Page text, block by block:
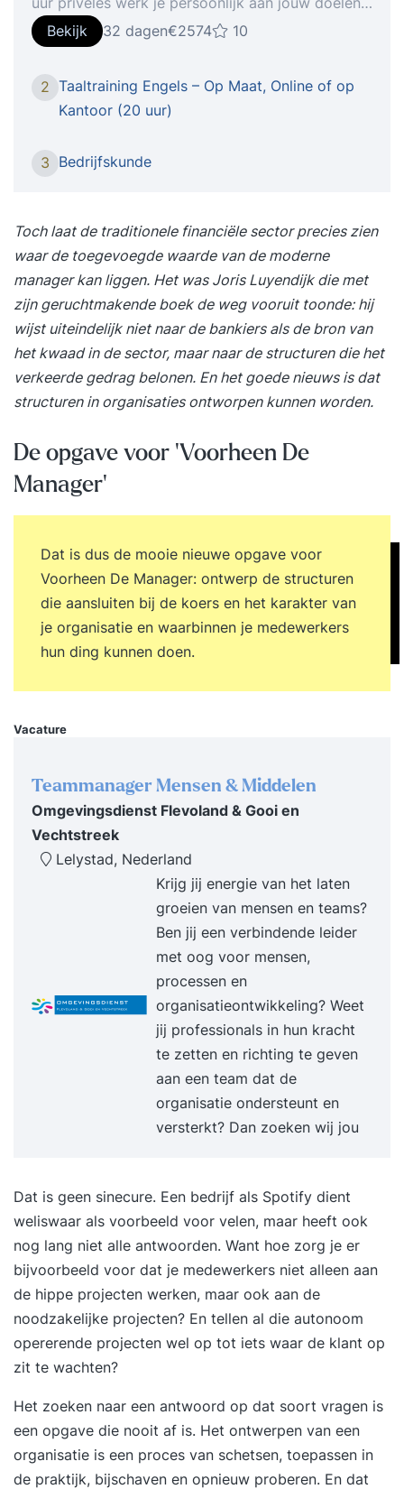
Je oefent veel en krijgt directe feedback. Zo
merk je snel vooruitgang. Maak een duidelijke
grammatica, woordenschat en spreekvaardigheid
en groeit naar meer zelfstandigheid.Met deze
gesprekken; gebruik je grammatica correcter en
navertellen; ontwikkel je een bredere en actievere
woordenschat.
Bekijk 32 dagen€2574 10
2 Taaltraining Engels – Op Maat, Online of op
Kantoor (20 uur)
3 Bedrijfskunde
Toch laat de traditionele financiële sector precies zien
waar de toegevoegde waarde van de moderne
manager kan liggen. Het was Joris Luyendijkdie met
zijn geruchtmakende boek de weg vooruit toonde: hij
wijst uiteindelijk niet naar de bankiers als de bron van
het kwaad in de sector, maar naar de structuren die het
verkeerde gedrag belonen. En het goede nieuws is dat
structuren in organisaties ontworpen kunnen worden.
De opgave voor 'Voorheen De
Manager'
Dat is dus de mooie nieuwe opgave voor
Voorheen De Manager: ontwerp de structuren
die aansluiten bij de koers en het karakter van
je organisatie en waarbinnen je medewerkers
hun ding kunnen doen.
Vacature
Teammanager Mensen & Middelen
Omgevingsdienst Flevoland & Gooi en
Vechtstreek
Lelystad, Nederland
Krijg jij energie van het laten
groeien van mensen en teams?
Ben jij een verbindende leider
met oog voor mensen,
processen en
organisatieontwikkeling? Weet
jij professionals in hun kracht
te zetten en richting te geven
aan een team dat de
organisatie ondersteunt en
versterkt? Dan zoeken wij jou
Dat is geen sinecure. Een bedrijf als Spotify dient
weliswaar als voorbeeld voor velen, maar heeft ook
nog lang niet alle antwoorden. Want hoe zorg je er
bijvoorbeeld voor dat je medewerkers niet alleen aan
de hippe projecten werken, maar ook aan de
noodzakelijke projecten? En tellen al die autonoom
opererende projecten wel op tot iets waar de klant op
zit te wachten?
Het zoeken naar een antwoord op dat soort vragen is
een opgave die nooit af is. Het ontwerpen van een
organisatie is een proces van schetsen, toepassen in
de praktijk, bijschaven en opnieuw proberen. En dat